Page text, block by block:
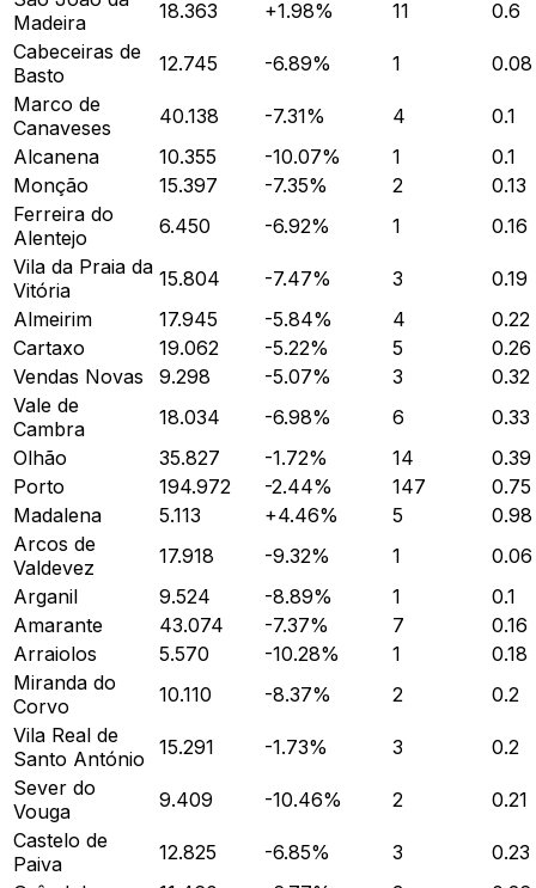
Madeira
18.363 +1.98% 11
0.6
Cabeceiras de
Basto
12.745 -6.89% 1
0.08
Marco de
Canaveses
40.138 -7.31% 4
0.1
Alcanena
10.355 -10.07% 1
0.1
Monção
15.397 -7.35% 2
0.13
Ferreira do
Alentejo
6.450 -6.92% 1
0.16
Vila da Praia da
Vitória
15.804 -7.47% 3
0.19
Almeirim
17.945 -5.84% 4
0.22
Cartaxo
19.062 -5.22% 5
0.26
Vendas Novas
9.298 -5.07% 3
0.32
Vale de
Cambra
18.034 -6.98% 6
0.33
Olhão
35.827 -1.72% 14
0.39
Porto
194.972 -2.44% 147
0.75
Madalena
5.113 +4.46% 5
0.98
Arcos de
Valdevez
17.918 -9.32% 1
0.06
Arganil
9.524 -8.89% 1
0.1
Amarante
43.074 -7.37% 7
0.16
Arraiolos
5.570 -10.28% 1
0.18
Miranda do
Corvo
10.110 -8.37% 2
0.2
Vila Real de
Santo António
15.291 -1.73% 3
0.2
Sever do
Vouga
9.409 -10.46% 2
0.21
Castelo de
Paiva
12.825 -6.85% 3
0.23